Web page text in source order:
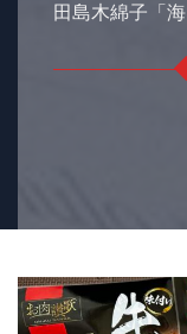
田島木綿子「海